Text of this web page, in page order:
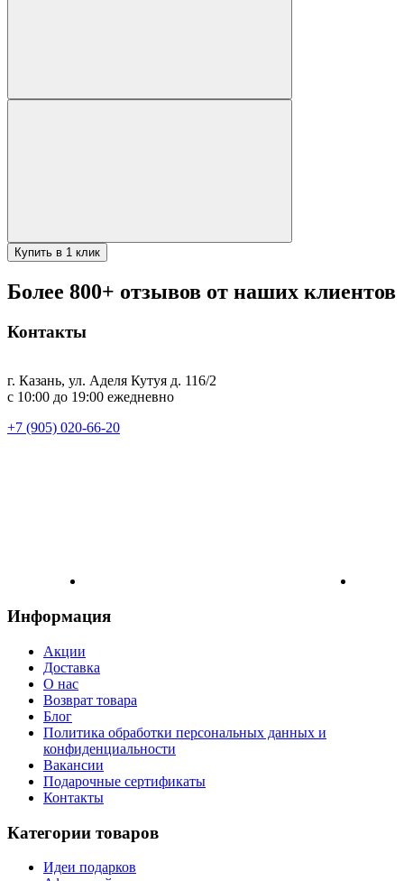
Купить в 1 клик
Более 800+ отзывов от наших клиентов
Контакты
г. Казань, ул. Аделя Кутуя д. 116/2
с 10:00 до 19:00 ежедневно
+7 (905) 020-66-20
Информация
Акции
Доставка
О нас
Возврат товара
Блог
Политика обработки персональных данных и
конфиденциальности
Вакансии
Подарочные сертификаты
Контакты
Категории товаров
Идеи подарков